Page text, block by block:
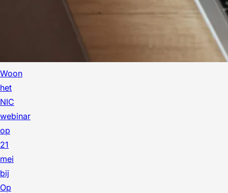
Woon
het
NIC
webinar
op
21
mei
bij
Op